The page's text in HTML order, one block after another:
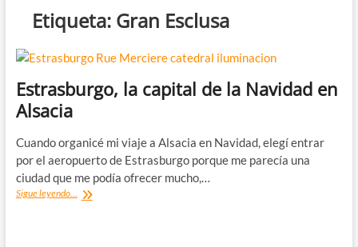
Etiqueta: Gran Esclusa
Estrasburgo, la capital de la Navidad en
Alsacia
Cuando organicé mi viaje a Alsacia en Navidad, elegí entrar
por el aeropuerto de Estrasburgo porque me parecía una
ciudad que me podía ofrecer mucho,…
Sigue leyendo... Estrasburgo,